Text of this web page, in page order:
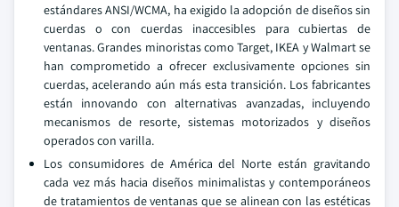
estándares ANSI/WCMA, ha exigido la adopción de diseños sin
cuerdas o con cuerdas inaccesibles para cubiertas de
ventanas. Grandes minoristas como Target, IKEA y Walmart se
han comprometido a ofrecer exclusivamente opciones sin
cuerdas, acelerando aún más esta transición. Los fabricantes
están innovando con alternativas avanzadas, incluyendo
mecanismos de resorte, sistemas motorizados y diseños
operados con varilla.
Los consumidores de América del Norte están gravitando
cada vez más hacia diseños minimalistas y contemporáneos
de tratamientos de ventanas que se alinean con las estéticas